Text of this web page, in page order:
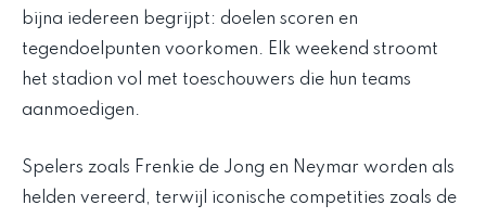
bijna iedereen begrijpt: doelen scoren en
tegendoelpunten voorkomen. Elk weekend stroomt
het stadion vol met toeschouwers die hun teams
aanmoedigen.
Spelers zoals Frenkie de Jong en Neymar worden als
helden vereerd, terwijl iconische competities zoals de